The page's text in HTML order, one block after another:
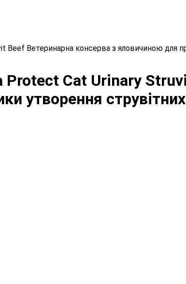
Ветеринарна консерва з яловичиною для
Cat Urinary
утворення струвітних